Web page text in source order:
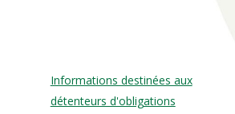
Informations destinées aux
détenteurs d'obligations